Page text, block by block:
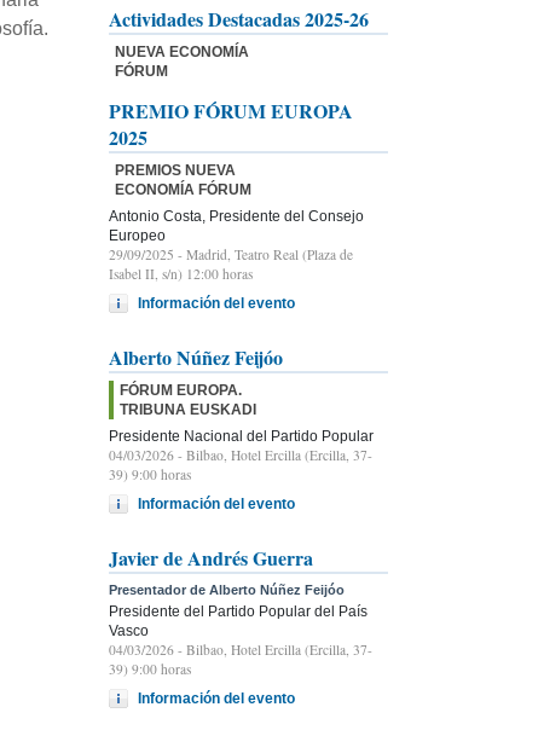
Actividades Destacadas 2025-26
NUEVA ECONOMÍA
FÓRUM
PREMIO FÓRUM EUROPA
2025
PREMIOS NUEVA
ECONOMÍA FÓRUM
Antonio Costa, Presidente del Consejo
Europeo
29/09/2025 - Madrid, Teatro Real (Plaza de
Isabel II, s/n) 12:00 horas
Información del evento
Alberto Núñez Feijóo
FÓRUM EUROPA.
TRIBUNA EUSKADI
Presidente Nacional del Partido Popular
04/03/2026 - Bilbao, Hotel Ercilla (Ercilla, 37-
39) 9:00 horas
Información del evento
Javier de Andrés Guerra
Presentador de Alberto Núñez Feijóo
Presidente del Partido Popular del País
Vasco
04/03/2026 - Bilbao, Hotel Ercilla (Ercilla, 37-
39) 9:00 horas
Información del evento